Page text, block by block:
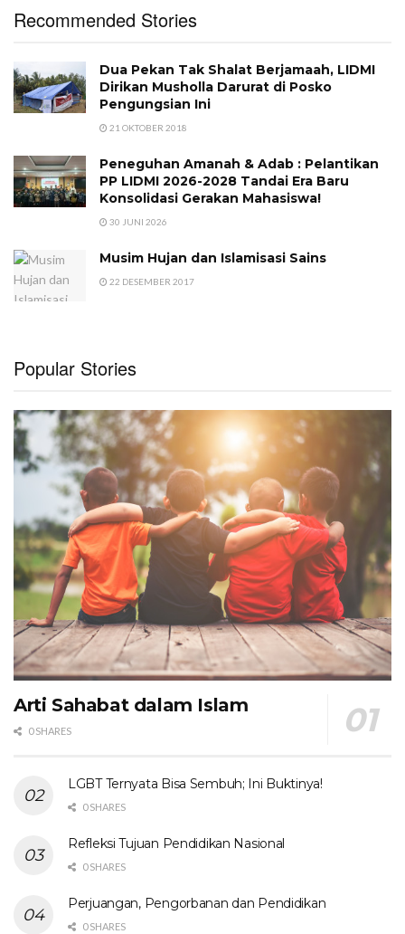
Recommended Stories
Dua Pekan Tak Shalat Berjamaah, LIDMI
Dirikan Musholla Darurat di Posko
Pengungsian Ini
21 OKTOBER 2018
Peneguhan Amanah & Adab : Pelantikan
PP LIDMI 2026-2028 Tandai Era Baru
Konsolidasi Gerakan Mahasiswa!
30 JUNI 2026
Musim Hujan dan Islamisasi Sains
22 DESEMBER 2017
Popular Stories
Arti Sahabat dalam Islam
0 SHARES
LGBT Ternyata Bisa Sembuh; Ini Buktinya!
0 SHARES
Refleksi Tujuan Pendidikan Nasional
0 SHARES
Perjuangan, Pengorbanan dan Pendidikan
0 SHARES